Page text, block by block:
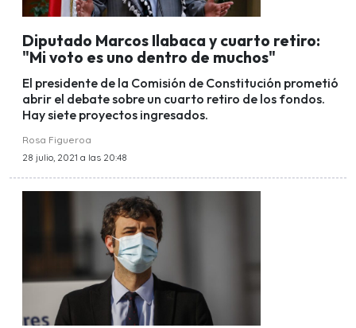
Diputado Marcos Ilabaca y cuarto retiro:
"Mi voto es uno dentro de muchos"
El presidente de la Comisión de Constitución prometió
abrir el debate sobre un cuarto retiro de los fondos.
Hay siete proyectos ingresados.
Rosa Figueroa
28 julio, 2021 a las 20:48